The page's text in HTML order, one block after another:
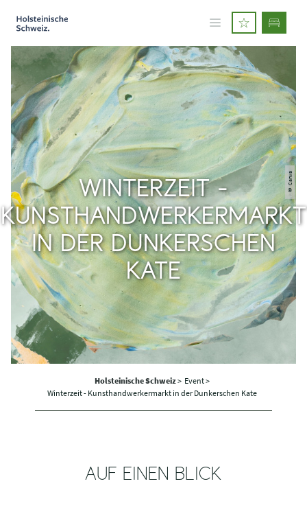
© Canva
WINTERZEIT -
KUNSTHANDWERKERMARKT
IN DER DUNKERSCHEN
KATE
Holsteinische Schweiz> Event >
Winterzeit - Kunsthandwerkermarkt in der Dunkerschen Kate
AUF EINEN BLICK